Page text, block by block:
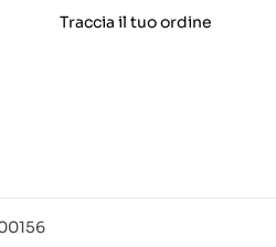
Traccia il tuo ordine